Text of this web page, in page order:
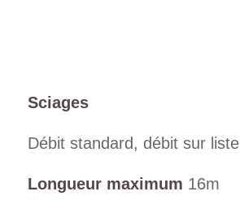
Sciages
Débit standard, débit sur liste
Longueur maximum 16m